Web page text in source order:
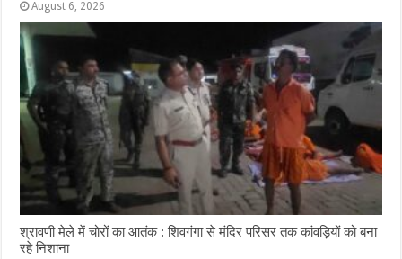
August 6, 2026
श्रावणी मेले में चोरों का आतंक : शिवगंगा से मंदिर परिसर तक कांवड़ियों को बना
रहे निशाना